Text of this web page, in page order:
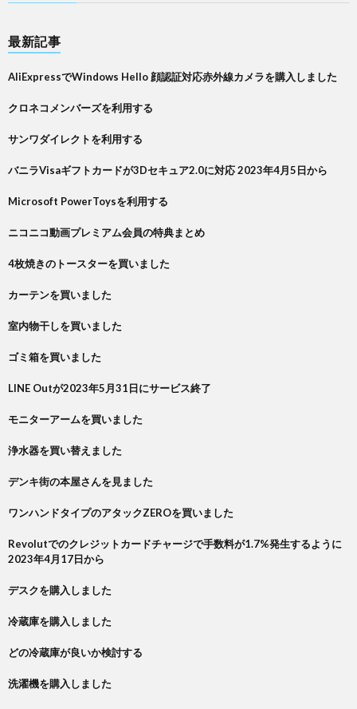
最新記事
AliExpressでWindows Hello 顔認証対応赤外線カメラを購入しました
クロネコメンバーズを利用する
サンワダイレクトを利用する
バニラVisaギフトカードが3Dセキュア2.0に対応 2023年4月5日から
Microsoft PowerToysを利用する
ニコニコ動画プレミアム会員の特典まとめ
4枚焼きのトースターを買いました
カーテンを買いました
室内物干しを買いました
ゴミ箱を買いました
LINE Outが2023年5月31日にサービス終了
モニターアームを買いました
浄水器を買い替えました
デンキ街の本屋さんを見ました
ワンハンドタイプのアタックZEROを買いました
Revolutでのクレジットカードチャージで手数料が1.7%発生するように
2023年4月17日から
デスクを購入しました
冷蔵庫を購入しました
どの冷蔵庫が良いか検討する
洗濯機を購入しました